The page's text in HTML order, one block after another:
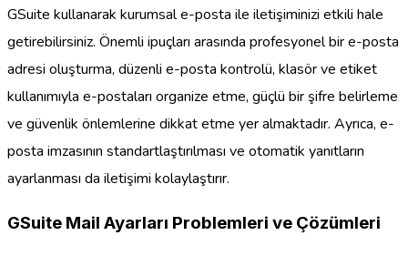
GSuite kullanarak kurumsal e-posta ile iletişiminizi etkili hale
getirebilirsiniz. Önemli ipuçları arasında profesyonel bir e-posta
adresi oluşturma, düzenli e-posta kontrolü, klasör ve etiket
kullanımıyla e-postaları organize etme, güçlü bir şifre belirleme
ve güvenlik önlemlerine dikkat etme yer almaktadır. Ayrıca, e-
posta imzasının standartlaştırılması ve otomatik yanıtların
ayarlanması da iletişimi kolaylaştırır.
GSuite Mail Ayarları Problemleri ve Çözümleri